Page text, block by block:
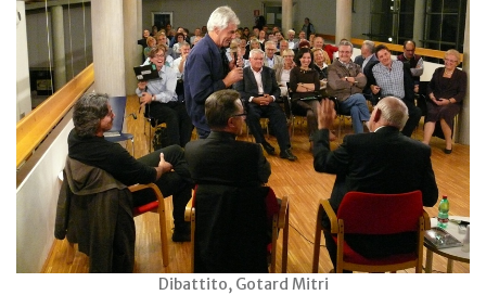
Dibattito, Gotard Mitri